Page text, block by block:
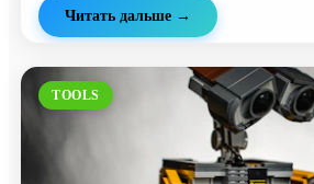
Читать дальше →
TOOLS